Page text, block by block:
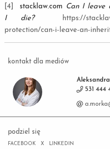
[4] stacklaw.com Can I leave
I die?
https://
protection/can-i-leave-an-
kontakt dla mediów
531 444
podziel się
FACEBOOK X LINKEDIN